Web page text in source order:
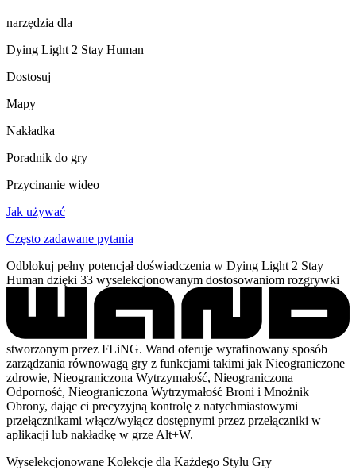
narzędzia dla
Dying Light 2 Stay Human
Dostosuj
Mapy
Nakładka
Poradnik do gry
Przycinanie wideo
Jak używać
Często zadawane pytania
Odblokuj pełny potencjał doświadczenia w Dying Light 2 Stay
Human dzięki 33 wyselekcjonowanym dostosowaniom rozgrywki
stworzonym przez FLiNG. Wand oferuje wyrafinowany sposób
zarządzania równowagą gry z funkcjami takimi jak Nieograniczone
zdrowie, Nieograniczona Wytrzymałość, Nieograniczona
Odporność, Nieograniczona Wytrzymałość Broni i Mnożnik
Obrony, dając ci precyzyjną kontrolę z natychmiastowymi
przełącznikami włącz/wyłącz dostępnymi przez przełączniki w
aplikacji lub nakładkę w grze Alt+W.
Wyselekcjonowane Kolekcje dla Każdego Stylu Gry